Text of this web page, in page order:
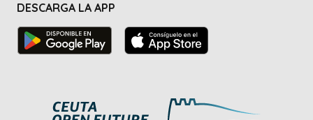
DESCARGA LA APP